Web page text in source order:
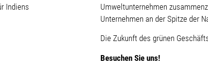
Indiens
Umweltunternehmen
Unternehmen an der Spitze der
Die Zukunft des grünen
Besuchen Sie uns!